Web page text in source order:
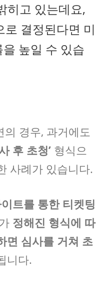
히고 있는데요,
로 결정된다면 미
높일 수 있습
의 경우, 과거에도
후 초청’ 형식으
사례가 있습니다.
트를 통한 티켓팅
정해진 형식에 따
면 심사를 거쳐 초
니다.